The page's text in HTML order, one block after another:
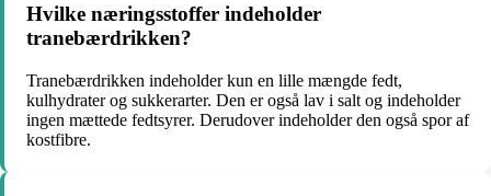
Hvilke næringsstoffer indeholder
tranebærdrikken?
Tranebærdrikken indeholder kun en lille mængde fedt,
kulhydrater og sukkerarter. Den er også lav i salt og indeholder
ingen mættede fedtsyrer. Derudover indeholder den også spor af
kostfibre.